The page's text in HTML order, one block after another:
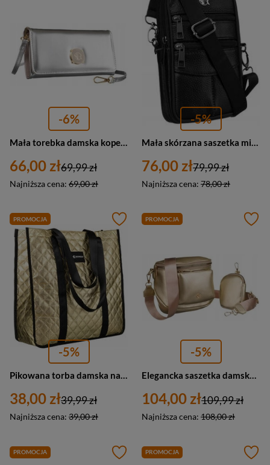
-6%
66,00 zł
Najniższa cena: 69,00 zł
69,99 zł
-5%
76,00 zł
Najniższa cena: 78,00 zł
79,99 zł
PROMOCJA
-5%
Pikowana torba damska na zakupy shopperka złota - Rovicky RSPV-001P
38,00 zł
Najniższa cena: 39,00 zł
39,99 zł
PROMOCJA
-5%
Elegancka saszetka damska torebka złota na ramię z portmonetką - Rovicky R-KP-04-HRH
104,00 zł
Najniższa cena: 108,00 zł
109,99 zł
PROMOCJA PROMOCJA